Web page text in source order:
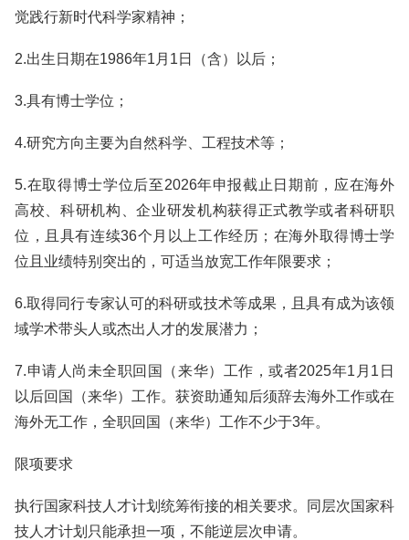
觉践行新时代科学家精神；
2.出生日期在1986年1月1日（含）以后；
3.具有博士学位；
4.研究方向主要为自然科学、工程技术等；
5.在取得博士学位后至2026年申报截止日期前，应在海外
高校、科研机构、企业研发机构获得正式教学或者科研职
位，且具有连续36个月以上工作经历；在海外取得博士学
位且业绩特别突出的，可适当放宽工作年限要求；
6.取得同行专家认可的科研或技术等成果，且具有成为该领
域学术带头人或杰出人才的发展潜力；
7.申请人尚未全职回国（来华）工作，或者2025年1月1日
以后回国（来华）工作。获资助通知后须辞去海外工作或在
海外无工作，全职回国（来华）工作不少于3年。
限项要求
执行国家科技人才计划统筹衔接的相关要求。同层次国家科
技人才计划只能承担一项，不能逆层次申请。